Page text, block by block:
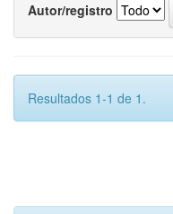
Autor/registro
Resultados 1-1 de 1.